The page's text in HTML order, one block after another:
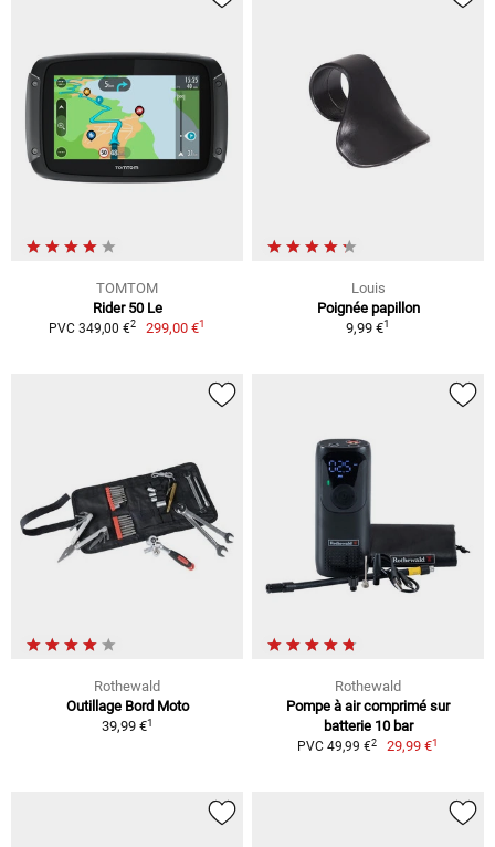
TOMTOM
Rider 50 Le
PVC 349,00 €2 299,00 €1
Louis
Poignée papillon
9,99 €1
Rothewald
Outillage Bord Moto
39,99 €1
Rothewald
Pompe à air comprimé sur
batterie 10 bar
PVC 49,99 €2 29,99 €1